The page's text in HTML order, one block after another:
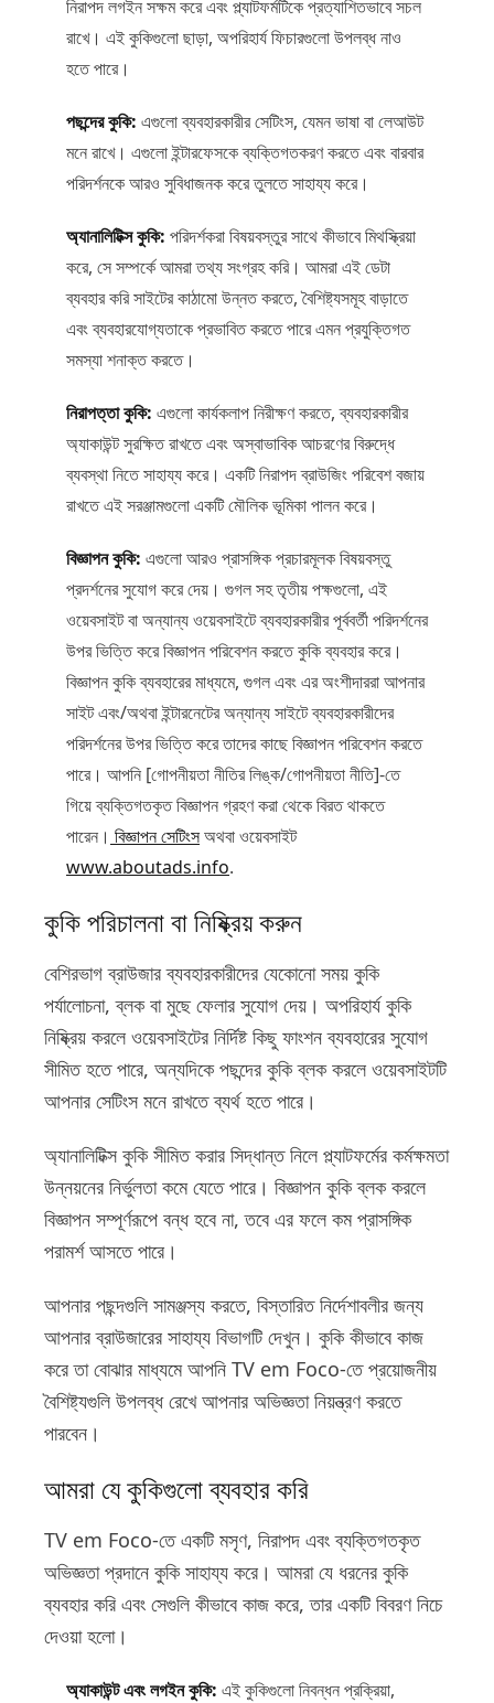
নিরাপদ লগইন সক্ষম করে এবং প্ল্যাটফর্মটিকে প্রত্যাশিতভাবে সচল
রাখে। এই কুকিগুলো ছাড়া, অপরিহার্য ফিচারগুলো উপলব্ধ নাও
হতে পারে।
পছন্দের কুকি: এগুলো ব্যবহারকারীর সেটিংস, যেমন ভাষা বা লেআউট
মনে রাখে। এগুলো ইন্টারফেসকে ব্যক্তিগতকরণ করতে এবং বারবার
পরিদর্শনকে আরও সুবিধাজনক করে তুলতে সাহায্য করে।
অ্যানালিটিক্স কুকি: পরিদর্শকরা বিষয়বস্তুর সাথে কীভাবে মিথস্ক্রিয়া
করে, সে সম্পর্কে আমরা তথ্য সংগ্রহ করি। আমরা এই ডেটা
ব্যবহার করি সাইটের কাঠামো উন্নত করতে, বৈশিষ্ট্যসমূহ বাড়াতে
এবং ব্যবহারযোগ্যতাকে প্রভাবিত করতে পারে এমন প্রযুক্তিগত
সমস্যা শনাক্ত করতে।
নিরাপত্তা কুকি: এগুলো কার্যকলাপ নিরীক্ষণ করতে, ব্যবহারকারীর
অ্যাকাউন্ট সুরক্ষিত রাখতে এবং অস্বাভাবিক আচরণের বিরুদ্ধে
ব্যবস্থা নিতে সাহায্য করে। একটি নিরাপদ ব্রাউজিং পরিবেশ বজায়
রাখতে এই সরঞ্জামগুলো একটি মৌলিক ভূমিকা পালন করে।
বিজ্ঞাপন কুকি: এগুলো আরও প্রাসঙ্গিক প্রচারমূলক বিষয়বস্তু
প্রদর্শনের সুযোগ করে দেয়। গুগল সহ তৃতীয় পক্ষগুলো, এই
ওয়েবসাইট বা অন্যান্য ওয়েবসাইটে ব্যবহারকারীর পূর্ববর্তী পরিদর্শনের
উপর ভিত্তি করে বিজ্ঞাপন পরিবেশন করতে কুকি ব্যবহার করে।
বিজ্ঞাপন কুকি ব্যবহারের মাধ্যমে, গুগল এবং এর অংশীদাররা আপনার
সাইট এবং/অথবা ইন্টারনেটের অন্যান্য সাইটে ব্যবহারকারীদের
পরিদর্শনের উপর ভিত্তি করে তাদের কাছে বিজ্ঞাপন পরিবেশন করতে
পারে। আপনি [গোপনীয়তা নীতির লিঙ্ক/গোপনীয়তা নীতি]-তে
গিয়ে ব্যক্তিগতকৃত বিজ্ঞাপন গ্রহণ করা থেকে বিরত থাকতে
পারেন। বিজ্ঞাপন সেটিংসঅথবা ওয়েবসাইট
www.aboutads.info.
কুকি পরিচালনা বা নিষ্ক্রিয় করুন
বেশিরভাগ ব্রাউজার ব্যবহারকারীদের যেকোনো সময় কুকি
পর্যালোচনা, ব্লক বা মুছে ফেলার সুযোগ দেয়। অপরিহার্য কুকি
নিষ্ক্রিয় করলে ওয়েবসাইটের নির্দিষ্ট কিছু ফাংশন ব্যবহারের সুযোগ
সীমিত হতে পারে, অন্যদিকে পছন্দের কুকি ব্লক করলে ওয়েবসাইটটি
আপনার সেটিংস মনে রাখতে ব্যর্থ হতে পারে।
অ্যানালিটিক্স কুকি সীমিত করার সিদ্ধান্ত নিলে প্ল্যাটফর্মের কর্মক্ষমতা
উন্নয়নের নির্ভুলতা কমে যেতে পারে। বিজ্ঞাপন কুকি ব্লক করলে
বিজ্ঞাপন সম্পূর্ণরূপে বন্ধ হবে না, তবে এর ফলে কম প্রাসঙ্গিক
পরামর্শ আসতে পারে।
আপনার পছন্দগুলি সামঞ্জস্য করতে, বিস্তারিত নির্দেশাবলীর জন্য
আপনার ব্রাউজারের সাহায্য বিভাগটি দেখুন। কুকি কীভাবে কাজ
করে তা বোঝার মাধ্যমে আপনি TV em Foco-তে প্রয়োজনীয়
বৈশিষ্ট্যগুলি উপলব্ধ রেখে আপনার অভিজ্ঞতা নিয়ন্ত্রণ করতে
পারবেন।
আমরা যে কুকিগুলো ব্যবহার করি
TV em Foco-তে একটি মসৃণ, নিরাপদ এবং ব্যক্তিগতকৃত
অভিজ্ঞতা প্রদানে কুকি সাহায্য করে। আমরা যে ধরনের কুকি
ব্যবহার করি এবং সেগুলি কীভাবে কাজ করে, তার একটি বিবরণ নিচে
দেওয়া হলো।
অ্যাকাউন্ট এবং লগইন কুকি: এই কুকিগুলো নিবন্ধন প্রক্রিয়া,